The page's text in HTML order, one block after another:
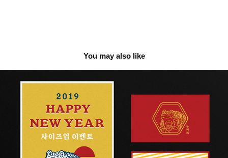
You may also like
두커피 DO-Coffee